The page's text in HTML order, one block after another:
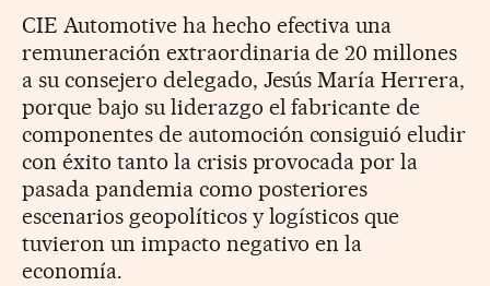
CIE Automotive ha hecho efectiva una
remuneración extraordinaria de 20 millones
a su consejero delegado, Jesús María Herrera,
porque bajo su liderazgo el fabricante de
componentes de automoción consiguió eludir
con éxito tanto la crisis provocada por la
pasada pandemia como posteriores
escenarios geopolíticos y logísticos que
tuvieron un impacto negativo en la
economía.